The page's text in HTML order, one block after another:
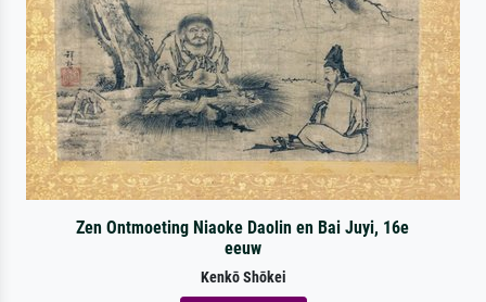
Zen Ontmoeting Niaoke Daolin en Bai Juyi, 16e
eeuw
Kenkō Shōkei